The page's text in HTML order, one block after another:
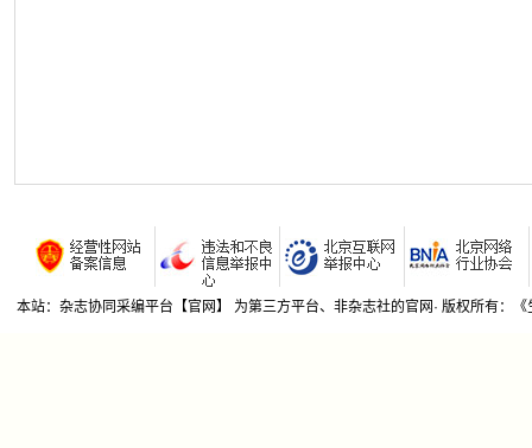
加强环
生态环
一般工
三角某
的，请来函告知，我平台将及时删除！本平台信息来源
于网络公开信息和社里所提供的征稿函。
本站：杂志协同采编平台【官网】 为第三方平台、非杂志社的官网· 版权所有：